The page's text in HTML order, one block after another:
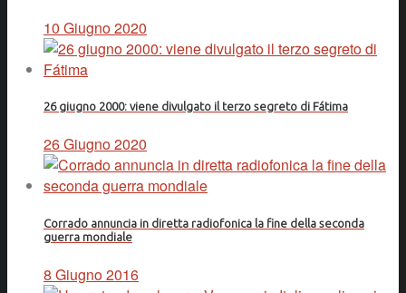
10 Giugno 2020
26 giugno 2000: viene divulgato il terzo segreto di Fátima
26 Giugno 2020
Corrado annuncia in diretta radiofonica la fine della seconda
guerra mondiale
8 Giugno 2016